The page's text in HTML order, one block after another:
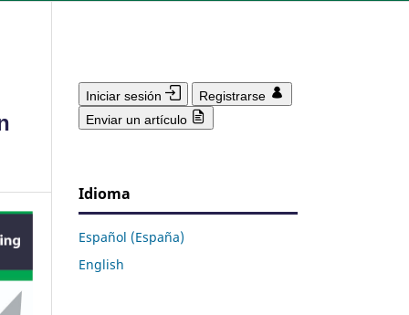
Iniciar sesión
Registrarse
Enviar un artículo
Idioma
Español (España)
English